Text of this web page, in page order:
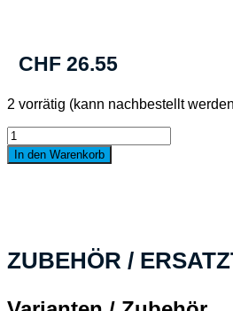
CHF 26.55
2 vorrätig (kann nachbestellt
1472
Schultergurt
Menge
In den Warenkorb
ZUBEHÖR /